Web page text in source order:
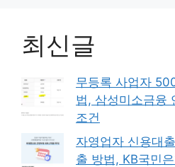
최신글
무등록 사업자
법, 삼성미소금융
조건
자영업자 신용대
출 방법, KB국민